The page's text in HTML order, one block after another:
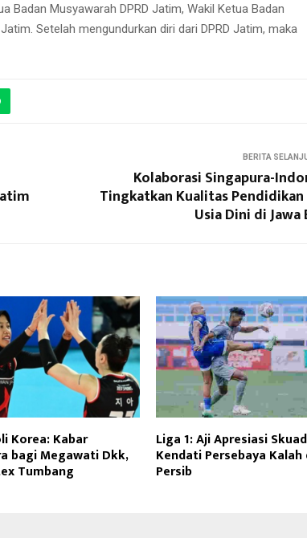
Badan Musyawarah DPRD Jatim, Wakil Ketua Badan
Setelah mengundurkan diri dari DPRD Jatim, maka
BERITA
Kolaborasi Singapura-
Tingkatkan Kualitas Pendidikan
Usia Dini di Jawa
Korea: Kabar
bagi Megawati Dkk,
Tumbang
Liga 1: Aji Apresiasi
Kendati Persebaya Kalah
Persib